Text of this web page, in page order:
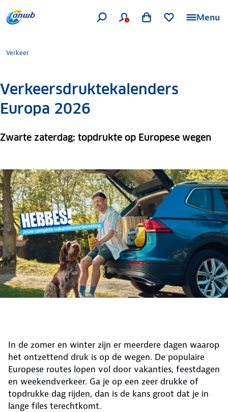
Menu
Verkeer
Verkeersdruktekalenders
Europa 2026
Zwarte zaterdag: topdrukte op Europese wegen
In de zomer en winter zijn er meerdere dagen waarop
het ontzettend druk is op de wegen. De populaire
Europese routes lopen vol door vakanties, feestdagen
en weekendverkeer. Ga je op een zeer drukke of
topdrukke dag rijden, dan is de kans groot dat je in
lange files terechtkomt.